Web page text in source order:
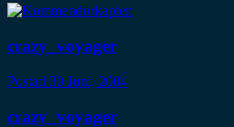
crazy_voyager
Postad 30 Juni, 2004
crazy_voyager